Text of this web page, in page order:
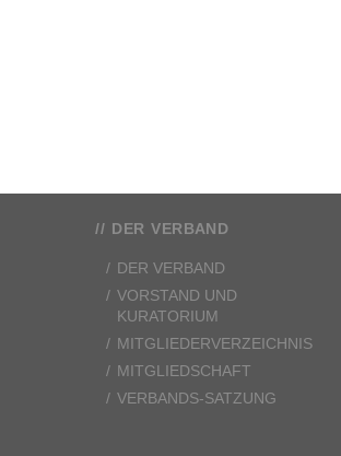
DER VERBAND
DER VERBAND
VORSTAND UND
KURATORIUM
MITGLIEDERVERZEICHNIS
MITGLIEDSCHAFT
VERBANDS-SATZUNG